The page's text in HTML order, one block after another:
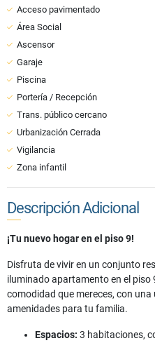
Acceso pavimentado
Área Social
Ascensor
Garaje
Piscina
Portería / Recepción
Trans. público cercano
Urbanización Cerrada
Vigilancia
Zona infantil
Descripción Adicional
¡Tu nuevo hogar en el piso 9!
Disfruta de vivir en un conjunto
iluminado apartamento en el piso
comodidad que mereces, con
amenidades para tu familia.
Espacios: 3 habitaciones,